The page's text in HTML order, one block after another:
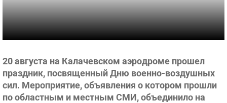
20 августа на Калачевском аэродроме прошел
праздник, посвященный Дню военно-воздушных
сил. Мероприятие, объявления о котором прошли
по областным и местным СМИ, объединило на